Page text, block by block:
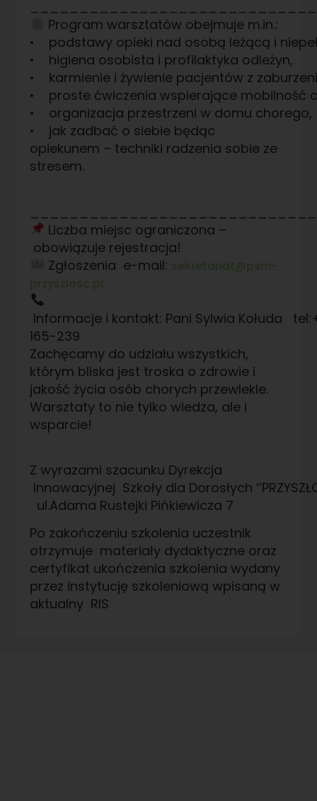
Program warsztatów obejmuje m.in.:
• podstawy opieki nad osobą leżącą i
• higiena osobista i profilaktyka odleżyn,
• karmienie i żywienie pacjentów z
• proste ćwiczenia wspierające mobilność
• organizacja przestrzeni w domu chorego,
• jak zadbać o siebie będąc
opiekunem – techniki radzenia sobie ze
stresem.
Liczba miejsc ograniczona –
obowiązuje rejestracja!
Zgłoszenia e-mail: sekretariat@psm-
przyszlosc.pl
Informacje i kontakt: Pani Sylwia Kołuda
165-239
Zachęcamy do udziału wszystkich,
którym bliska jest troska o zdrowie i
jakość życia osób chorych przewlekle.
Warsztaty to nie tylko wiedza, ale i
wsparcie!
Z wyrazami szacunku Dyrekcja
Innowacyjnej Szkoły dla Dorosłych
ul.Adama Rustejki Pińkiewicza 7
Po zakończeniu szkolenia uczestnik
otrzymuje materiały dydaktyczne oraz
certyfikat ukończenia szkolenia wydany
przez instytucję szkoleniową wpisaną w
aktualny RIS